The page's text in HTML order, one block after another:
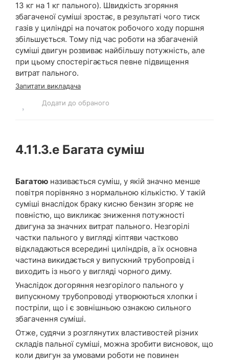
13 кг на 1 кг пального). Швидкість згоряння
збагаченої суміші зростає, в результаті чого тиск
газів у циліндрі на початок робочого ходу поршня
збільшується. Тому під час роботи на збагаченій
суміші двигун розвиває найбільшу потужність, але
при цьому спостерігається певне підвищення
витрат пального.
Запитати викладача
Додати до обраного
4.11.3.e Багата суміш
Багатою називається суміш, у якій значно менше
повітря порівняно з нормальною кількістю. У такій
суміші внаслідок браку кисню бензин згоряє не
повністю, що викликає зниження потужності
двигуна за значних витрат пального. Незгорілі
частки пального у вигляді кіптяви частково
відкладаються всередині циліндрів, а їх основна
частина викидається у випускний трубопровід і
виходить із нього у вигляді чорного диму.
Унаслідок догоряння незгорілого пального у
випускному трубопроводі утворюються хлопки і
постріли, що і є зовнішньою ознакою сильного
збагачення суміші.
Отже, судячи з розглянутих властивостей різних
складів пальної суміші, можна зробити висновок, що
коли двигун за умовами роботи не повинен